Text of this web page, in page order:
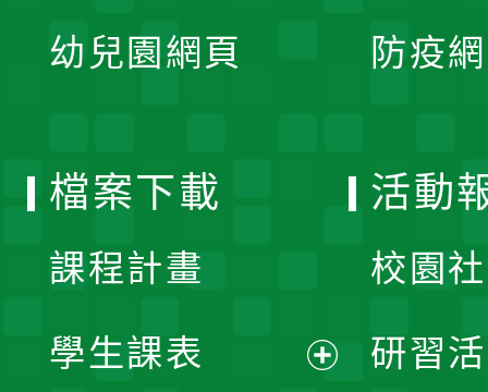
幼兒園網頁 防疫
檔案下載
課程計畫
學生課表
活動
校園
研習